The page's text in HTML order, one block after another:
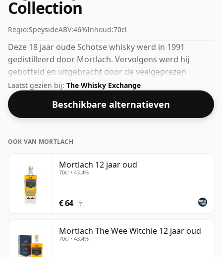
Collection
Regio:SpeysideABV:46%Inhoud:70cl
Deze 18 jaar oude Schotse whisky werd in 1991
gedistilleerd door Mortlach. Vervolgens werd hij
gebotteld en uitgebracht door de veelgeprezen
bottelaar Signatory. Met 46% zul je merken dat deze
whisky op een ideale drinksterkte is gebotteld. Wordt
geleverd in de normale flesmaat van 70cl.
Laatst gezien bij: The Whisky Exchange
Beschikbare alternatieven
OOK VAN MORTLACH
Mortlach 12 jaar oud
70cl • 43.4%
€ 64 ?
Mortlach The Wee Witchie 12 jaar oud
70cl • 43.4%